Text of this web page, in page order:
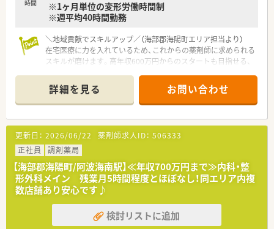
時間
※1ヶ月単位の変形労働時間制
※週平均40時間勤務
＼地域貢献でスキルアップ／（海部郡海陽町エリア担当より）
在宅医療に力を入れているため、これからの薬剤師に求められる
スキルが磨けます。高年収600万円からのスタートも目指せる、
＊------------------------------------------＊
【店舗情報と応需状況について】
■最寄り駅からは徒歩10分ほどの立地であり、毎日の通勤にも
非常に便利な調剤薬局です。
■主に内科や外科の処方箋を1日あたり30枚から40枚ほど応需
しており、落ち着いた環境です。
■居宅への在宅医療にも積極的に取り組んでおり、地域に根ざし
た医療サービスを提供しています。
【求人情報について】
■調剤や監査および服薬指導に加えて、配達や在宅業務など幅広
い業務をご担当いただきます。
■年収は600万円から700万円と非常に高く、これまでのご経験
詳細を見る お問い合わせ
更新日： 2026/06/22 薬剤師求人ID： 506333
正社員
調剤薬局
【海部郡海陽町/阿波海南駅】≪年収700万円まで≫内科・整
形外科メイン 残業月5時間程度とほぼなし！同エリア内複
数店舗あり安心です♪
検討リストに追加